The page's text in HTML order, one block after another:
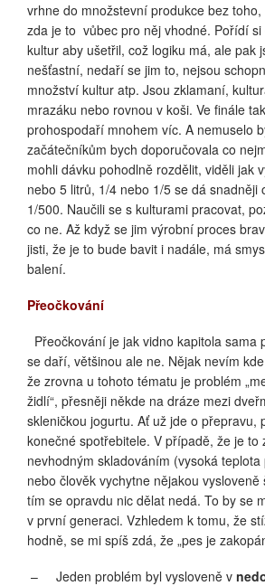
vrhne do množstevní produkce bez
zda je to vůbec pro něj vhodné. Pořídí
kultur aby ušetřil, což logiku má, ale pak
nešťastní, nedaří se jim to, nejsou
množství kultur atp. Jsou zklamaní,
mrazáku nebo rovnou v koši. Ve finále
prohospodaří mnohem víc. A nemuselo
začátečníkům bych doporučovala co
mohli dávku pohodlně rozdělit, viděli jak
nebo 5 litrů, 1/4 nebo 1/5 se dá snadněji
1/500. Naučili se s kulturami pracovat,
co ne. Až když se jim výrobní proces
jisti, že je to bude bavit i nadále, má
balení.
Přeočkování
Přeočkování je jak vidno kapitola sama
se daří, většinou ale ne. Nějak nevím
že zrovna u tohoto tématu je problém
židlí“, přesněji někde na dráze mezi
skleničkou jogurtu. Ať už jde o přepravu,
konečné spotřebitele. V případě, že je to
nevhodným skladováním (vysoká
nebo člověk vychytne nějakou
tím se opravdu nic dělat nedá. To by se
v první generaci. Vzhledem k tomu, že
hodně, se mi spíš zdá, že „pes je
–
Jeden problém byl vysloveně v